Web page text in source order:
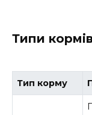
Типи
Тип корму